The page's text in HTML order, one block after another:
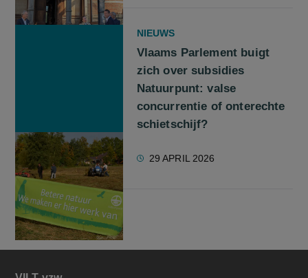
NIEUWS
Vlaams Parlement buigt
zich over subsidies
Natuurpunt: valse
concurrentie of onterechte
schietschijf?
29 APRIL 2026